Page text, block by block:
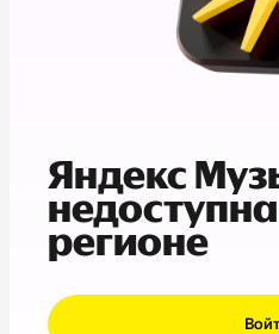
Яндекс
регионе